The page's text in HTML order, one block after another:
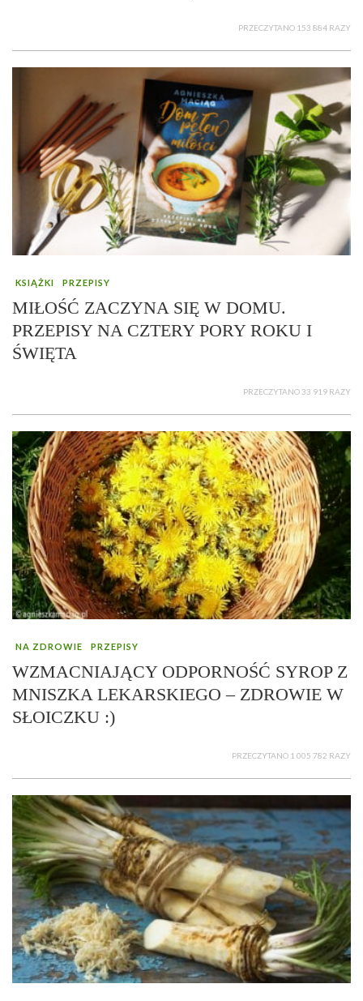
PRZECZYTANO 153 884 RAZY
KSIĄŻKI PRZEPISY
MIŁOŚĆ ZACZYNA SIĘ W DOMU.
PRZEPISY NA CZTERY PORY ROKU I
ŚWIĘTA
PRZECZYTANO 33 919 RAZY
NA ZDROWIE PRZEPISY
WZMACNIAJĄCY ODPORNOŚĆ SYROP Z
MNISZKA LEKARSKIEGO – ZDROWIE W
SŁOICZKU :)
PRZECZYTANO 1 005 782 RAZY